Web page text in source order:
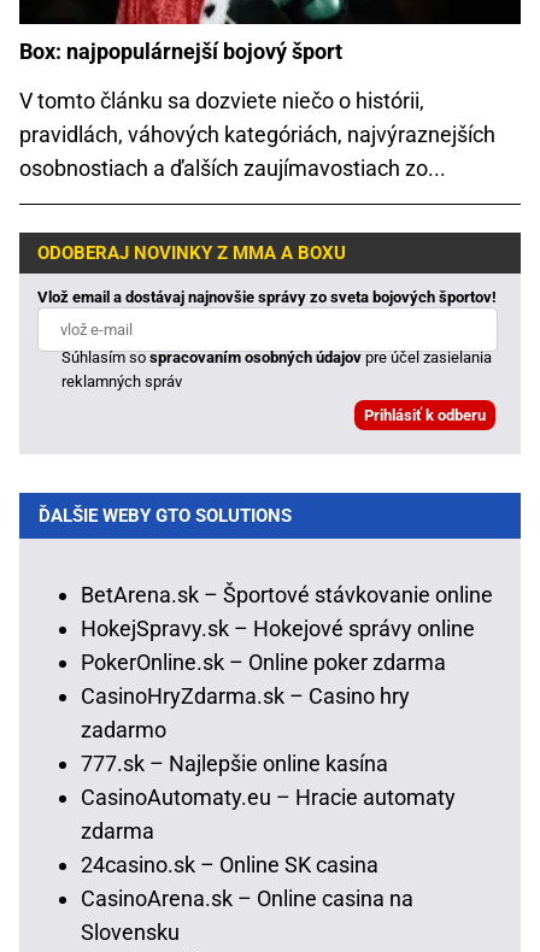
Box: najpopulárnejší bojový šport
V tomto článku sa dozviete niečo o histórii,
pravidlách, váhových kategóriách, najvýraznejších
osobnostiach a ďalších zaujímavostiach zo...
ODOBERAJ NOVINKY Z MMA A BOXU
Vlož email a dostávaj najnovšie správy zo sveta bojových športov!
Súhlasím sospracovaním osobných údajovpre účel zasielania
reklamných správ
ĎALŠIE WEBY GTO SOLUTIONS
BetArena.sk – Športové stávkovanie online
HokejSpravy.sk – Hokejové správy online
PokerOnline.sk – Online poker zdarma
CasinoHryZdarma.sk – Casino hry
zadarmo
777.sk – Najlepšie online kasína
CasinoAutomaty.eu – Hracie automaty
zdarma
24casino.sk – Online SK casina
CasinoArena.sk – Online casina na
Slovensku